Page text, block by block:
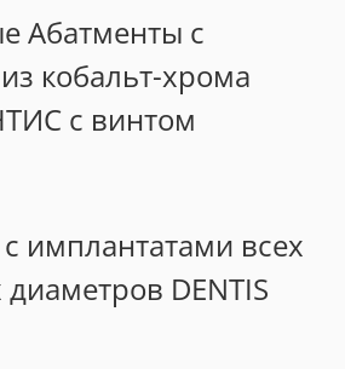
Абатменты с
кобальт-хрома
с винтом
имплантатами всех
DENTIS